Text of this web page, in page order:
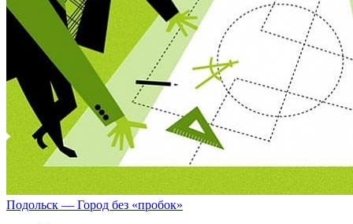
Подольск — Город без «пробок»